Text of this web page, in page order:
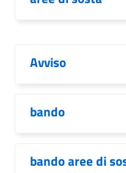
Avviso
bando
bando aree di